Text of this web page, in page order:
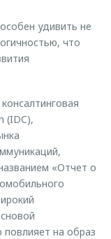
удивить не
что
(IDC),
«Отчет о
на образ